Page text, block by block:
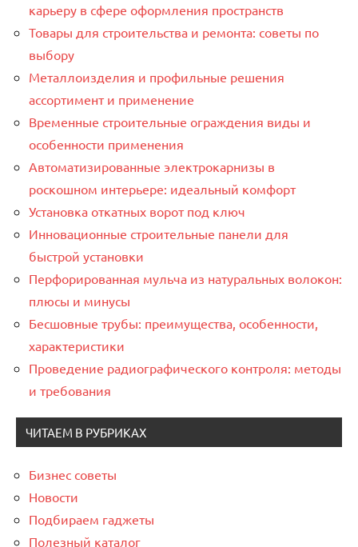
карьеру в сфере оформления пространств
Товары для строительства и ремонта: советы по
выбору
Металлоизделия и профильные решения
ассортимент и применение
Временные строительные ограждения виды и
особенности применения
Автоматизированные электрокарнизы в
роскошном интерьере: идеальный комфорт
Установка откатных ворот под ключ
Инновационные строительные панели для
быстрой установки
Перфорированная мульча из натуральных волокон:
плюсы и минусы
Бесшовные трубы: преимущества, особенности,
характеристики
Проведение радиографического контроля: методы
и требования
ЧИТАЕМ В РУБРИКАХ
Бизнес советы
Новости
Подбираем гаджеты
Полезный каталог